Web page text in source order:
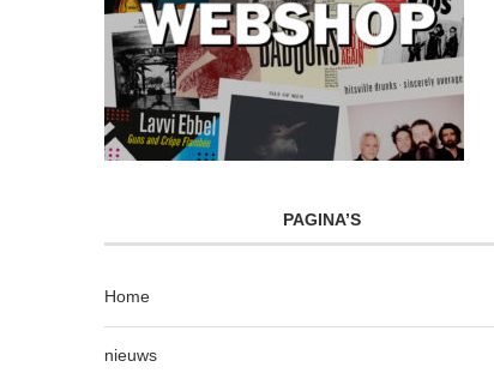
PAGINA’S
Home
nieuws